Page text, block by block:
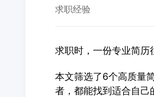
求职经验
求职时，一份专业简历
本文筛选了6个高质量
者，都能找到适合自己